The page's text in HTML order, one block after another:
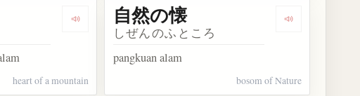
Dengarkan kosakata 山懐
heart of a mountain
Dengarkan
自然の懐
しぜんのふところ
pangkuan alam
bosom of Nature